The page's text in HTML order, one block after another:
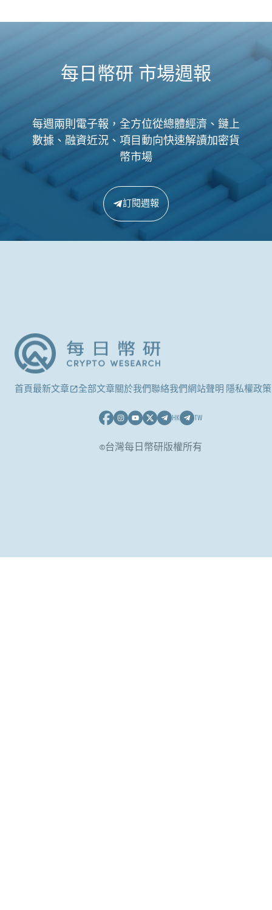
每日幣研 市場週報
每週兩則電子報，全方位從總體經濟、鏈上
數據、融資近況、項目動向快速解讀加密貨
幣市場
訂閱週報
首頁最新文章 全部文章關於我們聯絡我們網站聲明 隱私權政策
HK TW
©台灣每日幣研版權所有